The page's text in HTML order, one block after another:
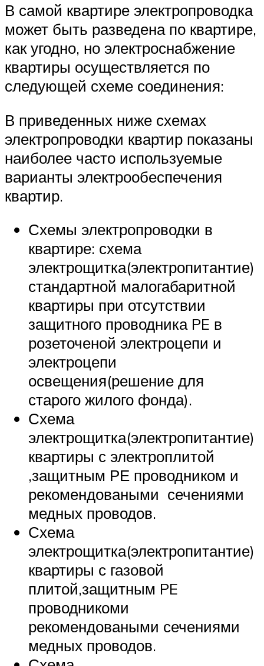
В самой квартире электропроводка
может быть разведена по квартире,
как угодно, но электроснабжение
квартиры осуществляется по
следующей схеме соединения:
В приведенных ниже схемах
электропроводки квартир показаны
наиболее часто используемые
варианты электрообеспечения
квартир.
Схемы электропроводки в
квартире: схема
электрощитка(электропитантие)
стандартной малогабаритной
квартиры при отсутствии
защитного проводника PE в
розеточеной электроцепи и
электроцепи
освещения(решение для
старого жилого фонда).
Схема
электрощитка(электропитантие)
квартиры с электроплитой
,защитным РЕ проводником и
рекомендоваными сечениями
медных проводов.
Схема
электрощитка(электропитантие)
квартиры с газовой
плитой,защитным PE
проводникоми
рекомендоваными сечениями
медных проводов.